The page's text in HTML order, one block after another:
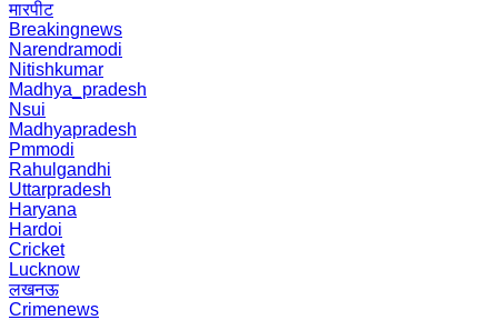
मारपीट
Breakingnews
Narendramodi
Nitishkumar
Madhya_pradesh
Nsui
Madhyapradesh
Pmmodi
Rahulgandhi
Uttarpradesh
Haryana
Hardoi
Cricket
Lucknow
लखनऊ
Crimenews